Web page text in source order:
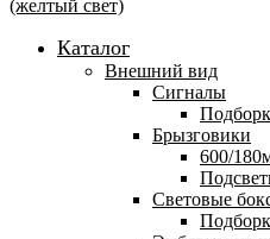
Каталог
Внешний вид
Сигналы
Брызговики
600/
Световые